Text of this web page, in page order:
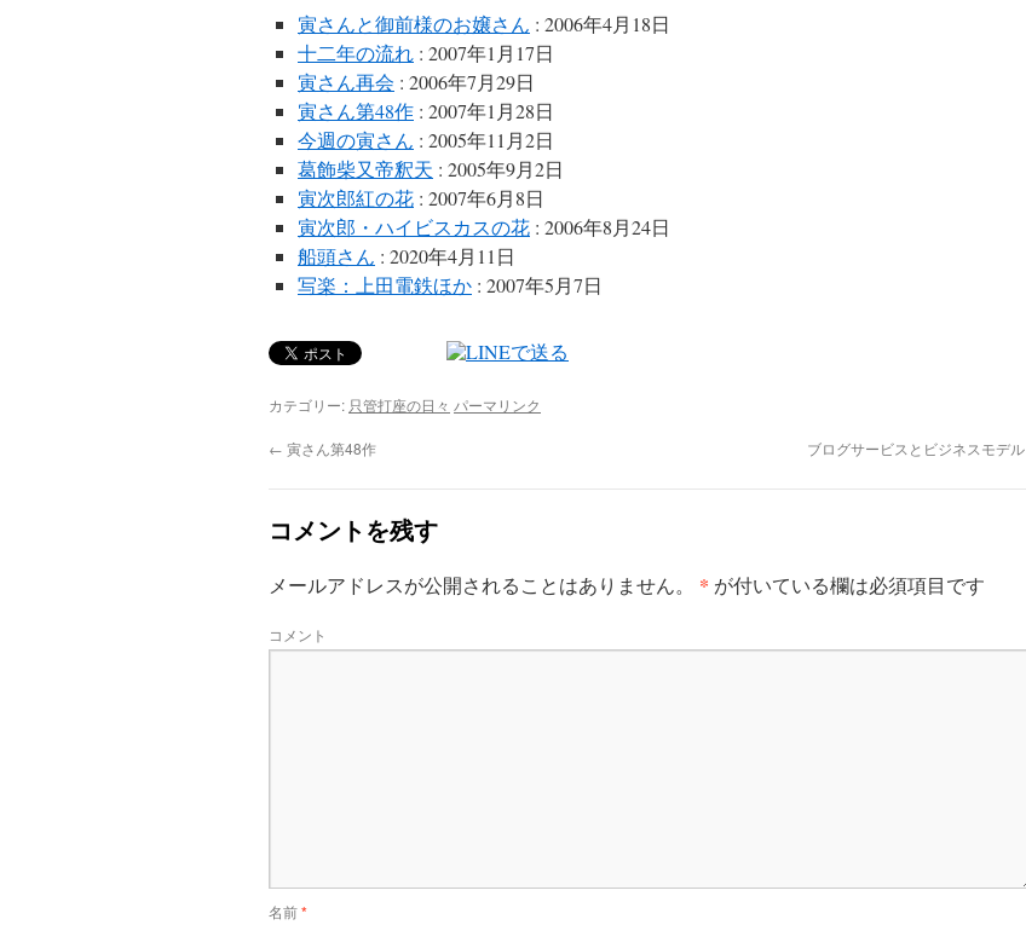
寅さんと御前様のお嬢さん : 2006年4月18日
十二年の流れ : 2007年1月17日
寅さん再会 : 2006年7月29日
寅さん第48作 : 2007年1月28日
今週の寅さん : 2005年11月2日
葛飾柴又帝釈天 : 2005年9月2日
寅次郎紅の花 : 2007年6月8日
寅次郎・ハイビスカスの花 : 2006年8月24日
船頭さん : 2020年4月11日
写楽：上田電鉄ほか : 2007年5月7日
カテゴリー: 只管打座の日々 パーマリンク
← 寅さん第48作 ブログサービスとビジネスモデル
コメントを残す
メールアドレスが公開されることはありません。 * が付いている欄は必須項目です
コメント
名前*